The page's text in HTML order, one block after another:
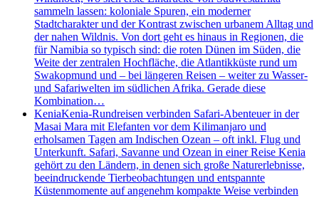
sammeln lassen: koloniale Spuren, ein moderner
Stadtcharakter und der Kontrast zwischen urbanem Alltag und
der nahen Wildnis. Von dort geht es hinaus in Regionen, die
für Namibia so typisch sind: die roten Dünen im Süden, die
Weite der zentralen Hochfläche, die Atlantikküste rund um
Swakopmund und – bei längeren Reisen – weiter zu Wasser-
und Safariwelten im südlichen Afrika. Gerade diese
Kombination…
KeniaKenia-Rundreisen verbinden Safari-Abenteuer in der
Masai Mara mit Elefanten vor dem Kilimanjaro und
erholsamen Tagen am Indischen Ozean – oft inkl. Flug und
Unterkunft. Safari, Savanne und Ozean in einer Reise Kenia
gehört zu den Ländern, in denen sich große Naturerlebnisse,
beeindruckende Tierbeobachtungen und entspannte
Küstenmomente auf angenehm kompakte Weise verbinden